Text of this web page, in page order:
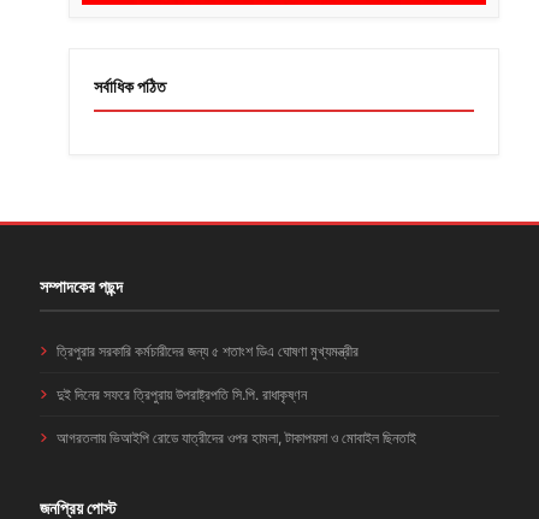
সর্বাধিক পঠিত
সম্পাদকের পছন্দ
ত্রিপুরার সরকারি কর্মচারীদের জন্য ৫ শতাংশ ডিএ ঘোষণা মুখ্যমন্ত্রীর
দুই দিনের সফরে ত্রিপুরায় উপরাষ্ট্রপতি সি.পি. রাধাকৃষ্ণন
আগরতলায় ভিআইপি রোডে যাত্রীদের ওপর হামলা, টাকাপয়সা ও মোবাইল ছিনতাই
জনপ্রিয় পোস্ট